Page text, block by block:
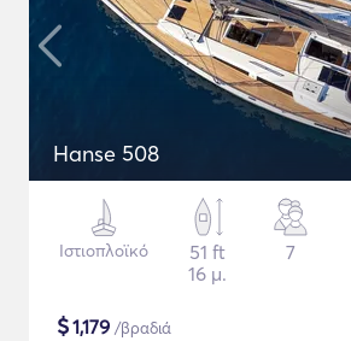
Hanse 508
Ιστιοπλοϊκό
51 ft
16 μ.
7
$1,179 /βραδιά